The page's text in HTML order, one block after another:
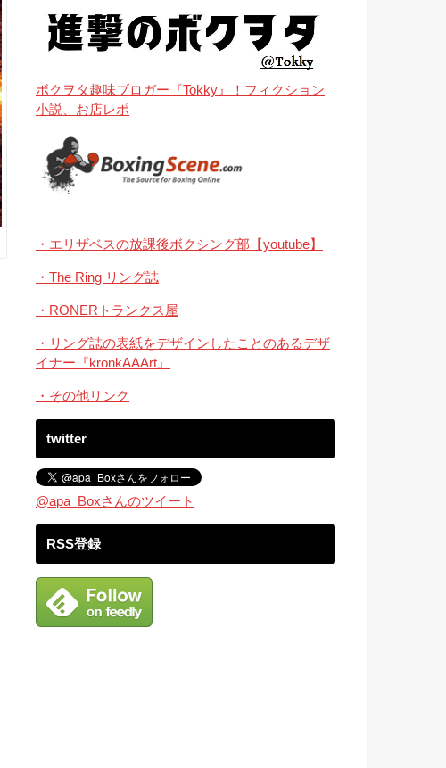
ボクヲタ趣味ブロガー『Tokky』！フィクション
小説、お店レポ
・エリザベスの放課後ボクシング部【youtube】
・The Ring リング誌
・RONERトランクス屋
・リング誌の表紙をデザインしたことのあるデザ
イナー『kronkAAArt』
・その他リンク
twitter
@apa_Boxさんのツイート
RSS登録